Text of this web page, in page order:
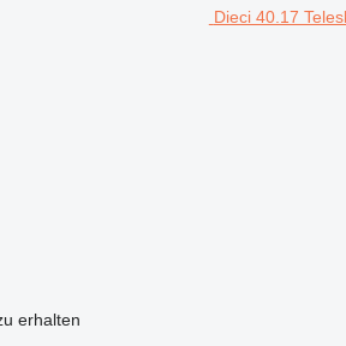
Dieci 40.17
erhalten